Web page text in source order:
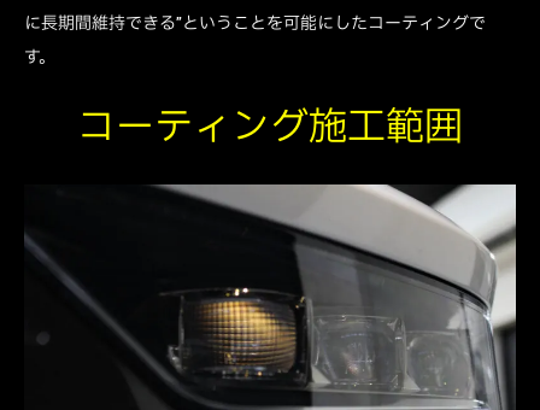
に長期間維持できる”ということを可能にしたコーティングで
す。
コーティング施工範囲